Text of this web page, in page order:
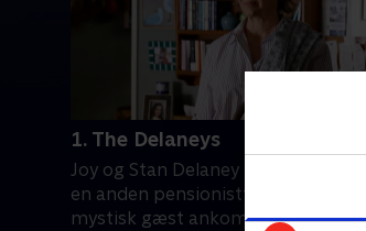
1. The Delaneys
Joy og Stan Delaney havde håbet på
en anden pensionisttilværelse. Da
mystisk gæst ankommer og Joy